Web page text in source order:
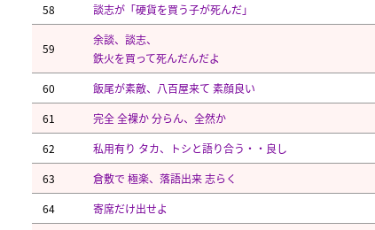
58
談志が「硬貨を買う子が死んだ」
59
余談、談志、
鉄火を買って死んだんだよ
60 飯尾が素敵、八百屋来て 素顔良い
61
完全 全裸か 分らん、全然か
62
私用有り タカ、トシと語り合う・・良し
63
倉敷で 極楽、落語出来 志らく
64
寄席だけ出せよ